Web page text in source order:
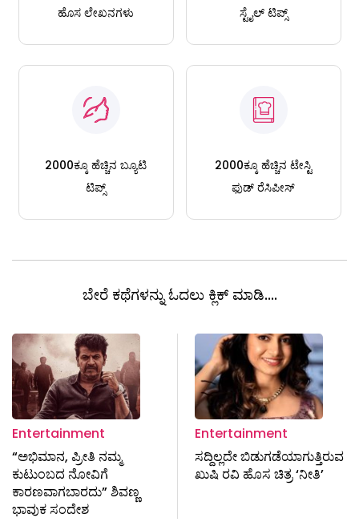
ಹೊಸ ಲೇಖನಗಳು
ಸ್ಟೈಲ್ ಟಿಪ್ಸ್
2000ಕ್ಕೂ ಹೆಚ್ಚಿನ ಬ್ಯೂಟಿ
ಟಿಪ್ಸ್
2000ಕ್ಕೂ ಹೆಚ್ಚಿನ ಟೇಸ್ಟಿ
ಫುಡ್ ರೆಸಿಪೀಸ್
ಬೇರೆ ಕಥೆಗಳನ್ನು ಓದಲು ಕ್ಲಿಕ್ ಮಾಡಿ....
Entertainment
“ಅಭಿಮಾನ, ಪ್ರೀತಿ ನಮ್ಮ
ಕುಟುಂಬದ ನೋವಿಗೆ
ಕಾರಣವಾಗಬಾರದು” ಶಿವಣ್ಣ
ಭಾವುಕ ಸಂದೇಶ
Entertainment
ಸದ್ದಿಲ್ಲದೇ ಬಿಡುಗಡೆಯಾಗುತ್ತಿರುವ
ಖುಷಿ ರವಿ ಹೊಸ ಚಿತ್ರ ‘ನೀತಿ’